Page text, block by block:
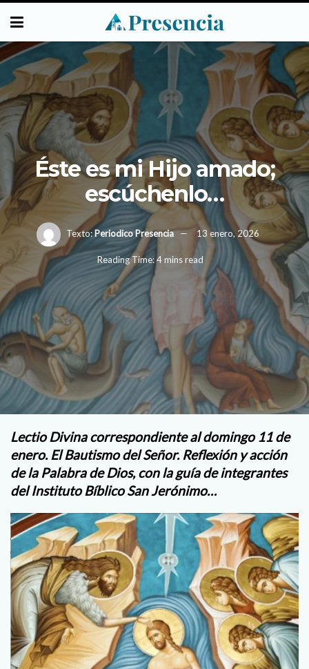
Éste es mi Hijo amado;
escúchenlo…
Texto:Periodico Presencia 13 enero, 2026
Reading Time: 4 mins read
Lectio Divina correspondiente al domingo 11 de
enero. El Bautismo del Señor. Reflexión y acción
de la Palabra de Dios, con la guía de integrantes
del Instituto Bíblico San Jerónimo…